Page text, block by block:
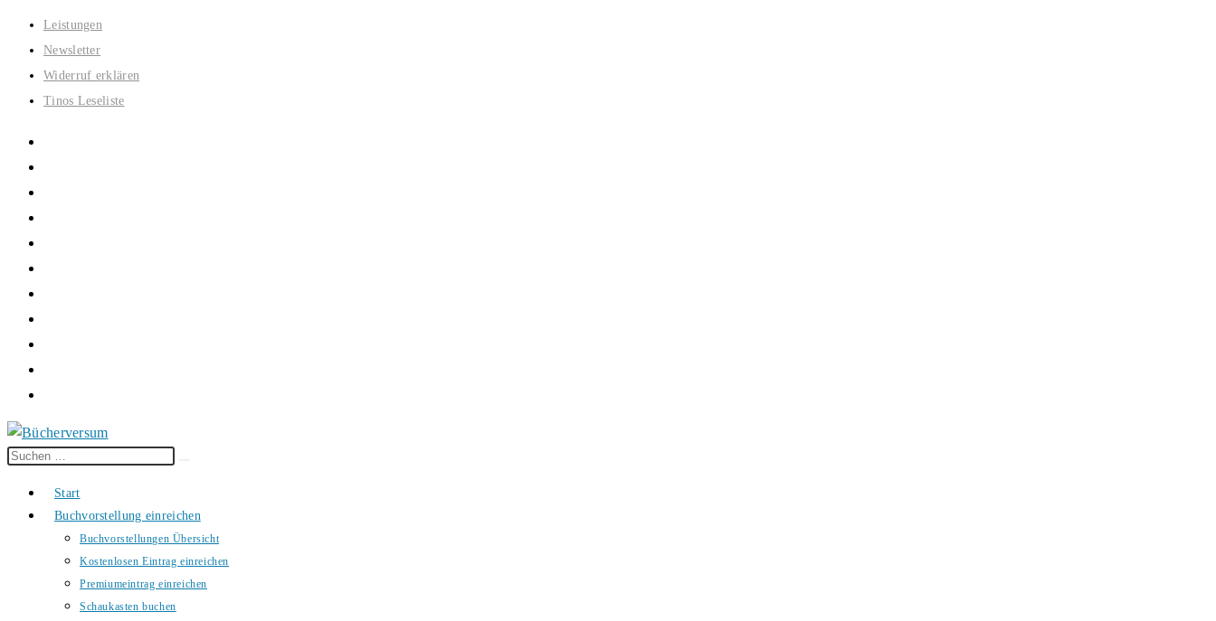
Zum
Inhalt
springen
Leistungen
Newsletter
Widerruf erklären
Tinos Leseliste
Diese
durchsuchen
Start
Buchvorstellung einreichen
Buchvorstellungen Übersicht
Kostenlosen Eintrag einreichen
Premiumeintrag einreichen
Schaukasten buchen